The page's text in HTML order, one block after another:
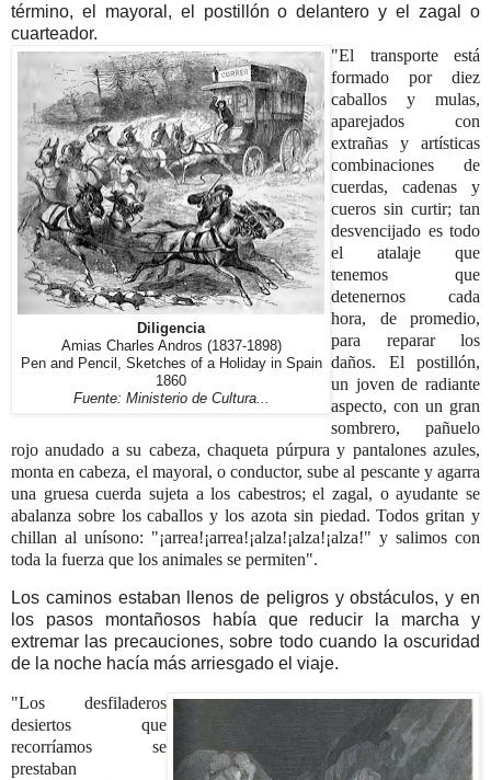
término, el mayoral, el postillón o delantero y el zagal o
cuarteador.
Diligencia
Amias Charles Andros (1837-1898)
Pen and Pencil, Sketches of a Holiday in Spain
1860
Fuente: Ministerio de Cultura...
"El transporte está
formado por diez
caballos y mulas,
aparejados con
extrañas y artísticas
combinaciones de
cuerdas, cadenas y
cueros sin curtir; tan
desvencijado es todo
el atalaje que
tenemos que
detenernos cada
hora, de promedio,
para reparar los
daños. El postillón,
un joven de radiante
aspecto, con un gran
sombrero, pañuelo
rojo anudado a su cabeza, chaqueta púrpura y pantalones azules,
monta en cabeza, el mayoral, o conductor, sube al pescante y agarra
una gruesa cuerda sujeta a los cabestros; el zagal, o ayudante se
abalanza sobre los caballos y los azota sin piedad. Todos gritan y
chillan al unísono: "¡arrea!¡arrea!¡alza!¡alza!¡alza!" y salimos con
toda la fuerza que los animales se permiten".
Los caminos estaban llenos de peligros y obstáculos, y en
los pasos montañosos había que reducir la marcha y
extremar las precauciones, sobre todo cuando la oscuridad
de la noche hacía más arriesgado el viaje.
"Los desfiladeros
desiertos que
recorríamos se
prestaban